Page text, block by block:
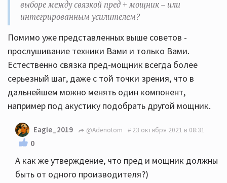
выборе между связкой пред + мощник – или
интегрированным усилителем?
Помимо уже представленных выше советов -
прослушивание техники Вами и только Вами.
Естественно связка пред-мощник всегда более
серьезный шаг, даже с той точки зрения, что в
дальнейшем можно менять один компонент,
например под акустику подобрать другой мощник.
Eagle_2019 @Adenotom 23 октября 2021 в 08:31
0
А как же утверждение, что пред и мощник должны
быть от одного производителя?)